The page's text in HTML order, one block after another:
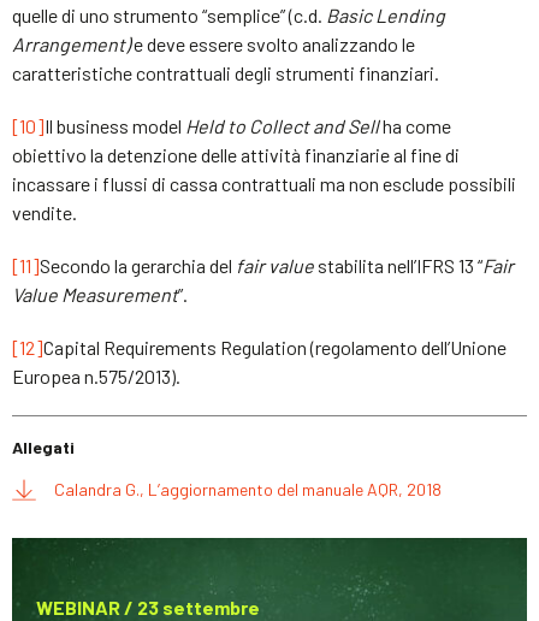
quelle di uno strumento “semplice” (c.d. Basic Lending
Arrangement)e deve essere svolto analizzando le
caratteristiche contrattuali degli strumenti finanziari.
[10]Il business model Held to Collect and Sellha come
obiettivo la detenzione delle attività finanziarie al fine di
incassare i flussi di cassa contrattuali ma non esclude possibili
vendite.
[11]Secondo la gerarchia del fair value stabilita nell’IFRS 13 “Fair
Value Measurement”.
[12]Capital Requirements Regulation (regolamento dell’Unione
Europea n.575/2013).
Allegati
Calandra G., L’aggiornamento del manuale AQR, 2018
WEBINAR / 23 settembre